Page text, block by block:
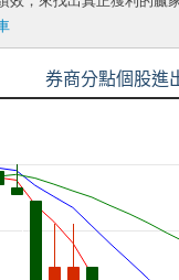
券商分點個股進